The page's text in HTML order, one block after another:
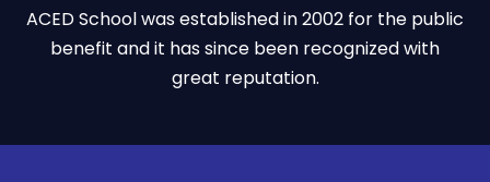
ACED School was established in 2002 for the public
benefit and it has since been recognized with
great reputation.